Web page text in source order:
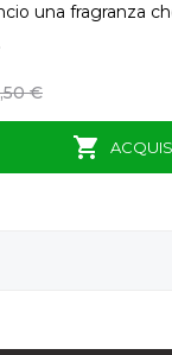
una fragranza
€
